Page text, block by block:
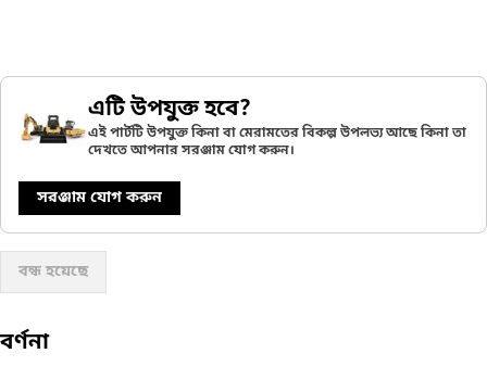
এটি উপযুক্ত হবে?
এই পার্টটি উপযুক্ত কিনা বা মেরামতের বিকল্প উপলভ্য আছে কিনা তা
দেখতে আপনার সরঞ্জাম যোগ করুন।
সরঞ্জাম যোগ করুন
বন্ধ হয়েছে
বর্ণনা